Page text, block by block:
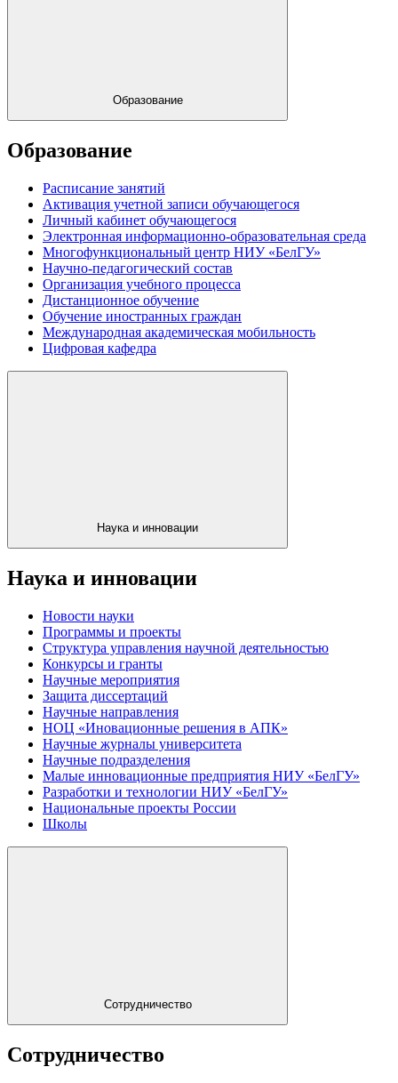
Образование
Образование
Расписание занятий
Активация учетной записи обучающегося
Личный кабинет обучающегося
Электронная информационно-образовательная среда
Многофункциональный центр НИУ «БелГУ»
Научно-педагогический состав
Организация учебного процесса
Дистанционное обучение
Обучение иностранных граждан
Международная академическая мобильность
Цифровая кафедра
Наука и инновации
Наука и инновации
Новости науки
Программы и проекты
Структура управления научной деятельностью
Конкурсы и гранты
Научные мероприятия
Защита диссертаций
Научные направления
НОЦ «Иновационные решения в АПК»
Научные журналы университета
Научные подразделения
Малые инновационные предприятия НИУ «БелГУ»
Разработки и технологии НИУ «БелГУ»
Национальные проекты России
Школы
Сотрудничество
Сотрудничество